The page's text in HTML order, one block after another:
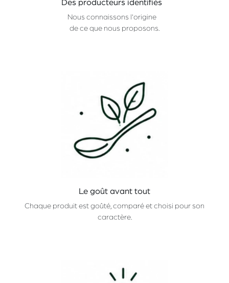
Des producteurs identifiés
Nous connaissons l'origine
de ce que nous proposons.
Le goût avant tout
Chaque produit est goûté, comparé et choisi pour son
caractère.